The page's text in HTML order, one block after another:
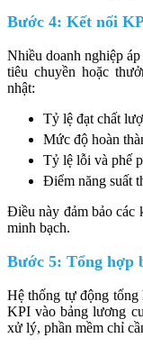
Bước 4: Kết nối
Nhiều doanh nghiệp
tiêu chuyền hoặc
nhật:
Tỷ lệ đạt chất
Mức độ hoàn
Tỷ lệ lỗi và phế
Điểm năng suất
Điều này đảm bảo các
minh bạch.
Bước 5: Tổng hợp
Hệ thống tự động
KPI vào bảng lương
xử lý, phần mềm chỉ